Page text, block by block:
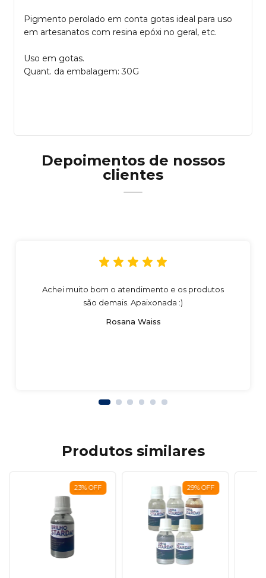
Pigmento perolado em conta gotas ideal para uso
em artesanatos com resina epóxi no geral, etc.
Uso em gotas.
Quant. da embalagem: 30G
Depoimentos de nossos
clientes
Achei muito bom o atendimento e os produtos
são demais. Apaixonada :)
Rosana Waiss
Produtos similares
23%OFF 29%OFF